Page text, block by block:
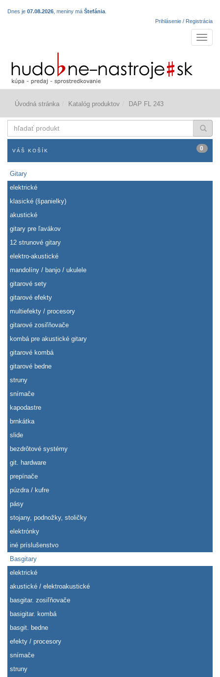
Dnes je 07.08.2026 , meniny má Štefánia
Prihlásenie / Registrácia
Úvodná stránka Katalóg produktov DAP FL 243
produkt
VÁŠ KOŠÍK 0
Gitary
elektrické
klasické (španielky)
akustické
gitary pre ľavákov
12 strunové gitary
elektro-akustické
mandolíny / banjo / ukulele
gitarové sety
gitarové efekty
multiefekty / procesory
gitarové zosiľňovače
kombá pre akustické gitary
gitarové kombá
gitarové bedne
struny
snímače
kapodastre
brnkátka
slide
bezdrôtové systémy
git. hardware
prepínače
púzdra / kufre
pásy
stojany, podnožky, stoličky
elektrónky
iné príslušenstvo
Basgitary
elektrické
akustické / elektroakustické
basgitar. zosiľňovače
basigitar. kombá
basgit. bedne
efekty / procesory
snímače
struny